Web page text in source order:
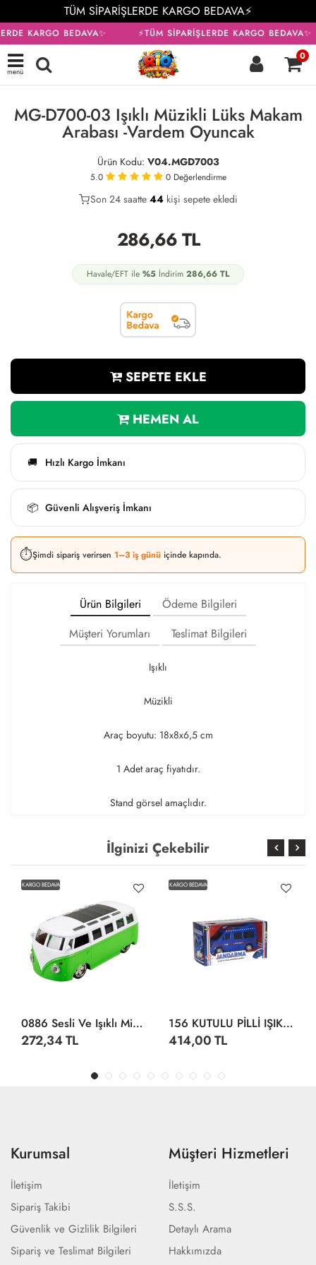
TÜM SİPARİŞLERDE KARGO BEDAVA⚡
KARGO BEDAVA✨ ⚡TÜM SİPARİŞLERDE KARGO BEDAVA✨
menü
0
MG-D700-03 Işıklı Müzikli Lüks Makam
Arabası -Vardem Oyuncak
Ürün Kodu: V04.MGD7003
5.0 0 Değerlendirme
35
Son 24 saatte 44kişi sepete ekledi
10
286,66TL
Havale/EFT ile %5 İndirim 286,66 TL
SEPETE EKLE
HEMEN AL
🚚 Hızlı Kargo İmkanı
📦 Güvenli Alışveriş İmkanı
⏱️Şimdi sipariş verirsen 1–3 iş günü içinde kapında.
Ürün Bilgileri
Ödeme Bilgileri
Müşteri Yorumları
Teslimat Bilgileri
Işıklı
Müzikli
Araç boyutu: 18x8x6,5 cm
1 Adet araç fiyatıdır.
Stand görsel amaçlıdır.
İlginizi Çekebilir
KARGO BEDAVA
0886 Sesli Ve Işıklı Minibüs 14 Cm -Sunman
272,34 TL
KARGO BEDAVA
156 KUTULU PİLLİ IŞIKLI JANDARMA
414,00 TL
Kurumsal
İletişim
Sipariş Takibi
Güvenlik ve Gizlilik Bilgileri
Sipariş ve Teslimat Bilgileri
Müşteri Hizmetleri
İletişim
S.S.S.
Detaylı Arama
Hakkımızda